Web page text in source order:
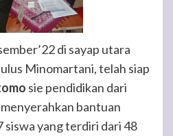
di sayap utara
Minomartani, telah siap
sie pendidikan dari
bantuan
siswa yang terdiri dari 48